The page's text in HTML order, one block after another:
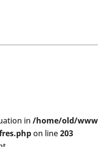
in/home/old/
on line203